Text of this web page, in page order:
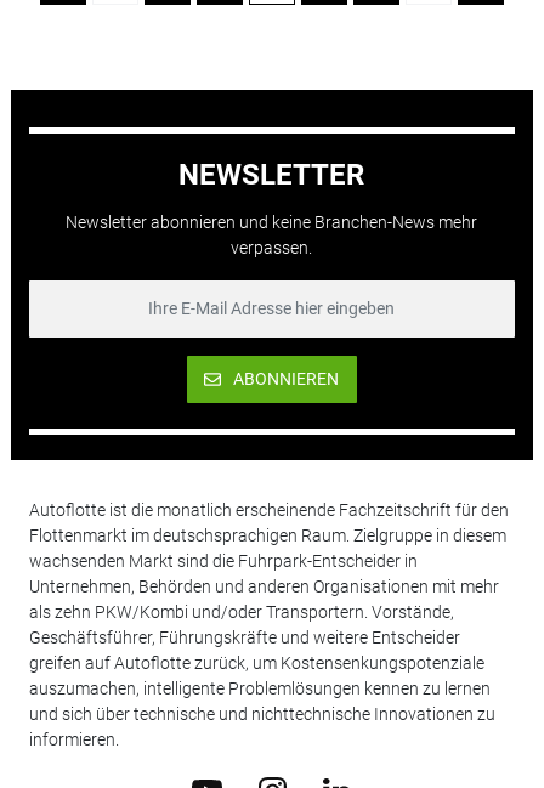
NEWSLETTER
Newsletter abonnieren und keine Branchen-News mehr
verpassen.
ABONNIEREN
Autoflotte ist die monatlich erscheinende Fachzeitschrift für den
Flottenmarkt im deutschsprachigen Raum. Zielgruppe in diesem
wachsenden Markt sind die Fuhrpark-Entscheider in
Unternehmen, Behörden und anderen Organisationen mit mehr
als zehn PKW/Kombi und/oder Transportern. Vorstände,
Geschäftsführer, Führungskräfte und weitere Entscheider
greifen auf Autoflotte zurück, um Kostensenkungspotenziale
auszumachen, intelligente Problemlösungen kennen zu lernen
und sich über technische und nichttechnische Innovationen zu
informieren.